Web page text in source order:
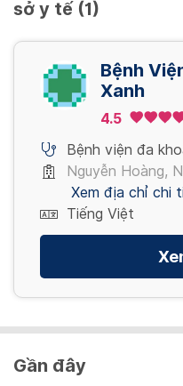
550,000 VND/ Lần
Xem thêm
sở y tế (1)
Bệnh
Xanh
4.5
Bệnh viện đa
Nguyễn Hoàng,
Xem địa chỉ chi
Tiếng Việt
Gần đây